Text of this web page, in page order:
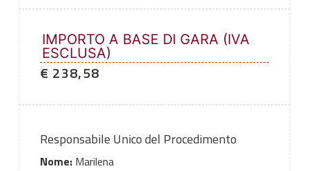
IMPORTO A BASE DI GARA (IVA
ESCLUSA)
€ 238,58
Responsabile Unico del Procedimento
Nome:Marilena